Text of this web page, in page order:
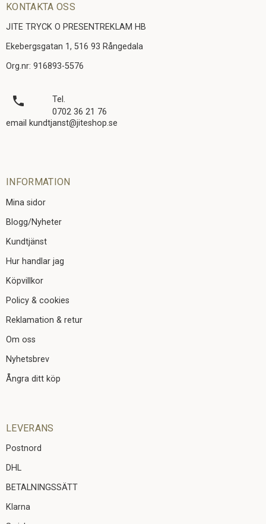
KONTAKTA OSS
JITE TRYCK O PRESENTREKLAM HB
Ekebergsgatan 1, 516 93 Rångedala
Org.nr: 916893-5576
local_phone
Tel.
0702 36 21 76
email kundtjanst@jiteshop.se
INFORMATION
Mina sidor
Blogg/Nyheter
Kundtjänst
Hur handlar jag
Köpvillkor
Policy & cookies
Reklamation & retur
Om oss
Nyhetsbrev
Ångra ditt köp
LEVERANS
Postnord
DHL
BETALNINGSSÄTT
Klarna